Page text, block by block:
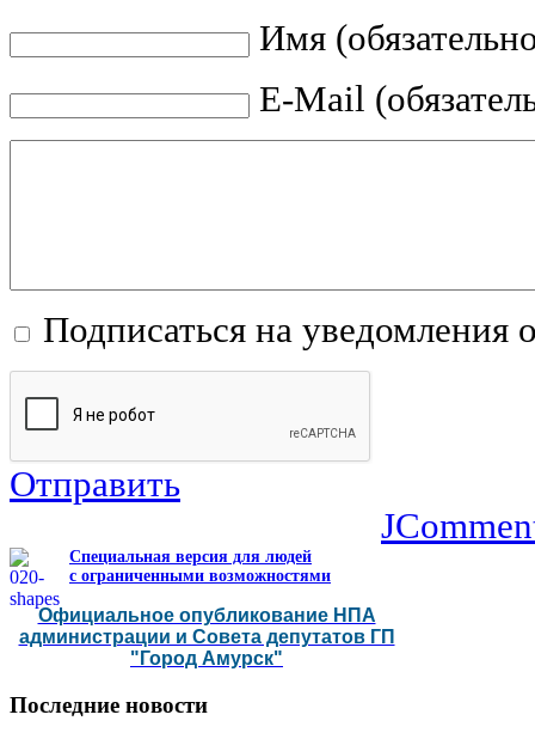
Имя
E-Mail
Подписаться на уведомления
Отправить
Специальная версия для людей
с ограниченными возможностями
Официальное опубликование НПА
администрации и Совета депутатов ГП
"Город Амурск"
Последние новости